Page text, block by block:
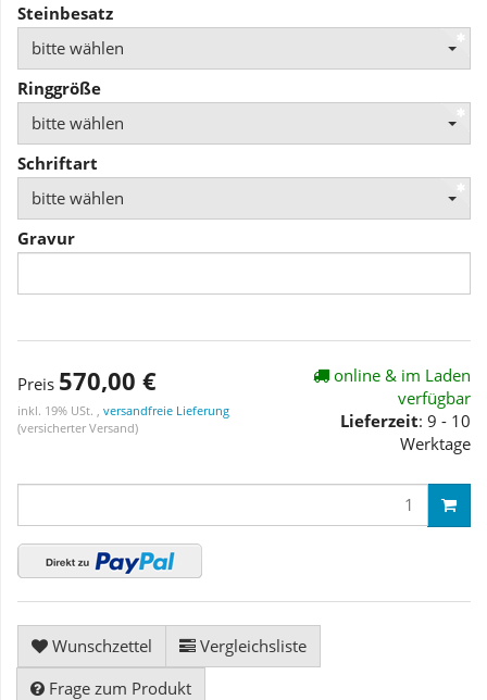
Steinbesatz
bitte wählen
Ringgröße
bitte wählen
Schriftart
bitte wählen
Gravur
Preis 570,00 €
inkl. 19% USt. , versandfreie Lieferung
(versicherter Versand)
online & im Laden
verfügbar
Lieferzeit: 9 - 10
Werktage
Wunschzettel
Vergleichsliste
Frage zum Produkt